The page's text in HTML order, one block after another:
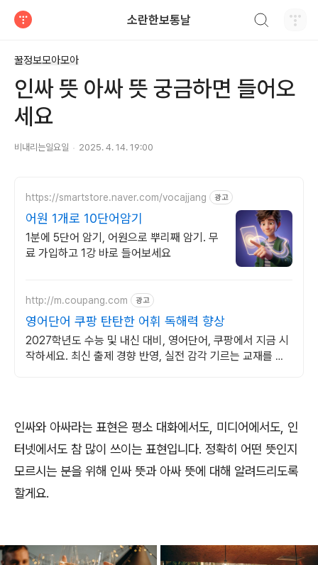
소란한보통날
꿀정보모아모아
인싸 뜻 아싸 뜻 궁금하면 들어오
세요
비내리는일요일 2025. 4. 14. 19:00
https://smartstore.naver.com/vocajjang 광고
어원 1개로 10단어암기
1분에 5단어 암기, 어원으로 뿌리째 암기. 무
료 가입하고 1강 바로 들어보세요
http://m.coupang.com 광고
영어단어 쿠팡 탄탄한 어휘 독해력 향상
2027학년도 수능 및 내신 대비, 영어단어, 쿠팡에서 지금 시
작하세요. 최신 출제 경향 반영, 실전 감각 기르는 교재를 쿠
인싸와 아싸라는 표현은 평소 대화에서도, 미디어에서도, 인
터넷에서도 참 많이 쓰이는 표현입니다. 정확히 어떤 뜻인지
모르시는 분을 위해 인싸 뜻과 아싸 뜻에 대해 알려드리도록
할게요.